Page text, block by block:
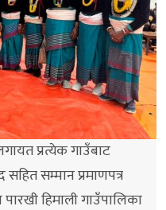
प्रत्येक गाउँबाट
सम्मान प्रमाणपत्र
हिमाली गाउँपालिका